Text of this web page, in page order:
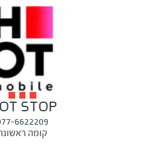
STOP
6622209
קומה